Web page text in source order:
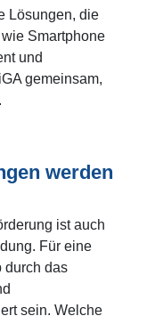
Lösungen, die
Smartphone
und
gemeinsam,
werden
ist auch
Für eine
durch das
sein. Welche